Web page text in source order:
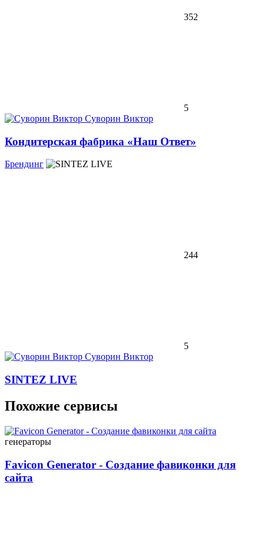
352
5
Суворин Виктор
Кондитерская фабрика «Наш Ответ»
Брендинг
244
5
Суворин Виктор
SINTEZ LIVE
Похожие сервисы
генераторы
Favicon Generator - Создание фавиконки для
сайта